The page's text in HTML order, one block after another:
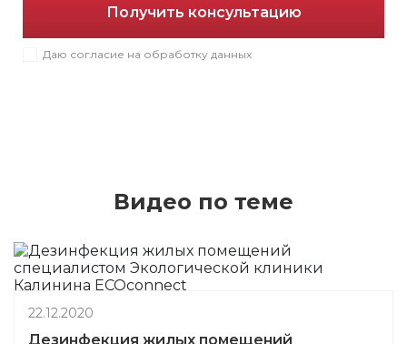
Получить консультацию
Даю согласие на обработку данных
Видео по теме
22.12.2020
Дезинфекция склада от covid-19